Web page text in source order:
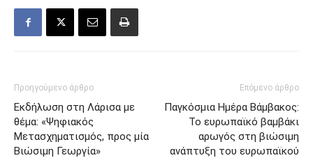
Προηγούμενο άρθρο
Εκδήλωση στη Λάρισα με
θέμα: «Ψηφιακός
Μετασχηματισμός, προς μία
Βιώσιμη Γεωργία»
Επόμενο άρθρο
Παγκόσμια Ημέρα Βάμβακος:
Το ευρωπαϊκό βαμβάκι
αρωγός στη βιώσιμη
ανάπτυξη του ευρωπαϊκού